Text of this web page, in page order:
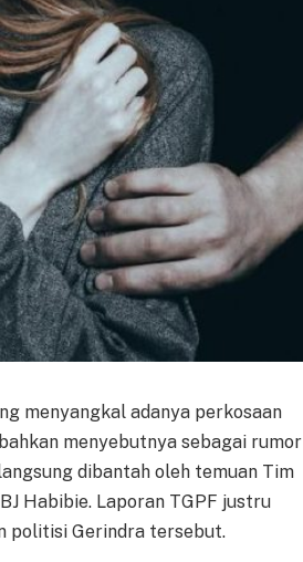
menyangkal adanya perkosaan
menyebutnya sebagai rumor
dibantah oleh temuan Tim
Habibie. Laporan TGPF justru
politisi Gerindra tersebut.